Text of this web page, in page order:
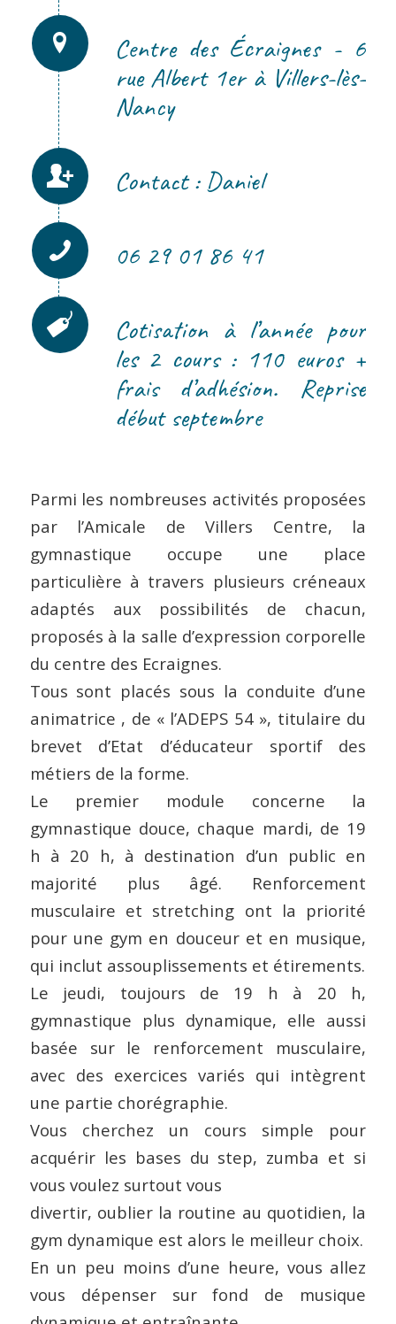
Centre des Écraignes - 6
rue Albert 1er à Villers-lès-
Nancy
Contact : Daniel
06 29 01 86 41
Cotisation à l’année pour
les 2 cours : 110 euros +
frais d’adhésion. Reprise
début septembre
Parmi les nombreuses activités proposées
par l’Amicale de Villers Centre, la
gymnastique occupe une place
particulière à travers plusieurs créneaux
adaptés aux possibilités de chacun,
proposés à la salle d’expression corporelle
du centre des Ecraignes.
Tous sont placés sous la conduite d’une
animatrice , de « l’ADEPS 54 », titulaire du
brevet d’Etat d’éducateur sportif des
métiers de la forme.
Le premier module concerne la
gymnastique douce, chaque mardi, de 19
h à 20 h, à destination d’un public en
majorité plus âgé. Renforcement
musculaire et stretching ont la priorité
pour une gym en douceur et en musique,
qui inclut assouplissements et étirements.
Le jeudi, toujours de 19 h à 20 h,
gymnastique plus dynamique, elle aussi
basée sur le renforcement musculaire,
avec des exercices variés qui intègrent
une partie chorégraphie.
Vous cherchez un cours simple pour
acquérir les bases du step, zumba et si
vous voulez surtout vous
divertir, oublier la routine au quotidien, la
gym dynamique est alors le meilleur choix.
En un peu moins d’une heure, vous allez
vous dépenser sur fond de musique